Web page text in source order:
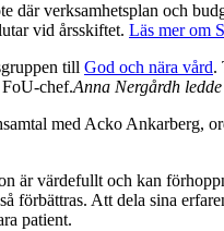
där verksamhetsplan och
vid årsskiftet. Läs mer om
till God och nära vård.
chef.Anna Nergårdh
med Acko Ankarberg,
är värdefullt och kan
förbättras. Att dela sina
patient.